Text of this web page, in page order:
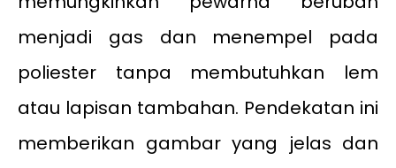
menjadi gas dan menempel pada
poliester tanpa membutuhkan lem
atau lapisan tambahan. Pendekatan ini
memberikan gambar yang jelas dan